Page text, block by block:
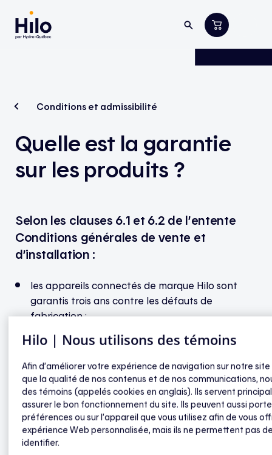
Conditions et admissibilité
Quelle est la garantie
sur les produits ?
Selon les clauses 6.1 et 6.2 de l’entente
Conditions générales de vente et
d’installation :
les appareils connectés de marque Hilo sont
garantis trois ans contre les défauts de
fabrication ;
les appareils connectés de marque autre qu’Hilo
sont couverts par la garantie du fabricant. Le
Participant doit s’assurer de consulter le manuel
d’utilisation ou la fiche technique de ces
appareils connectés et de ces produits sur
hiloenergie.com.
Hilo | Nous utilisons des témoins
Afin d’améliorer votre expérience de navigation sur notre site
que la qualité de nos contenus et de nos communications,
des témoins (appelés cookies en anglais). Ils servent
assurer le bon fonctionnement du site. Ils peuvent aussi
préférences ou sur l’appareil que vous utilisez afin de vous
expérience Web personnalisée, mais ils ne permettent pas
identifier.